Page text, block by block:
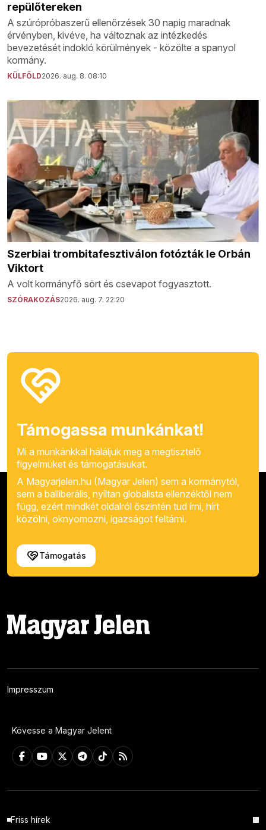
repülőtereken
A szúrópróbaszerű ellenőrzések 30 napig maradnak
érvényben, kivéve, ha változnak az intézkedés
bevezetését indokló körülmények - közölte a spanyol
kormány.
KÜLFÖLD2026. aug. 8. 08:10
Szerbiai trombitafesztiválon fotózták le Orbán
Viktort
A volt kormányfő sört és csevapot fogyasztott.
SZÓRAKOZÁS2026. aug. 7. 22:20
Támogassa munkánkat!
Mi a munkánkkal háláljuk meg a megtisztelő
figyelmüket és támogatásukat.
A Magyarjelen.hu (Magyar Jelen) sem a kormánytól,
sem a balliberális, nyíltan globalista ellenzéktől nem
függ, ezért mindkét oldalról őszintén tud írni, hírt
közölni, oknyomozni, igazságot feltárni.
Támogatás
Impresszum
Kövesse a Magyar Jelent
Friss hírek